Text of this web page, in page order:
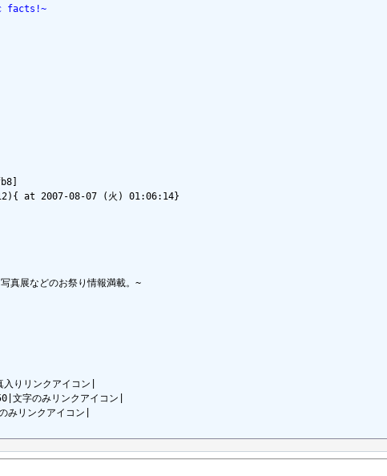
facts!~
at 2007-08-07 (火) 01:06:14}
真展などのお祭り情報満載。~
リンクアイコン|
字のみリンクアイコン|
リンクアイコン|